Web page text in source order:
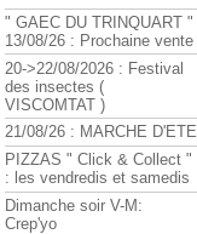
" GAEC DU TRINQUART "
13/08/26 : Prochaine vente
20->22/08/2026 : Festival
des insectes (
VISCOMTAT )
21/08/26 : MARCHE D'ETE
PIZZAS " Click & Collect "
: les vendredis et samedis
Dimanche soir V-M:
Crep'yo